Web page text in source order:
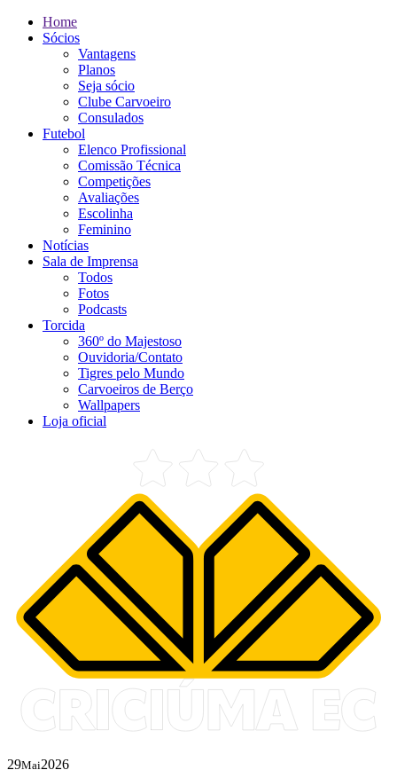
Home
Sócios
Vantagens
Planos
Seja sócio
Clube Carvoeiro
Consulados
Futebol
Elenco Profissional
Comissão Técnica
Competições
Avaliações
Escolinha
Feminino
Notícias
Sala de Imprensa
Todos
Fotos
Podcasts
Torcida
360º do Majestoso
Ouvidoria/Contato
Tigres pelo Mundo
Carvoeiros de Berço
Wallpapers
Loja oficial
29Mai2026